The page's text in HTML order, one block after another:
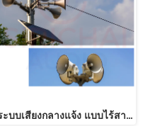
ระบบเสียงกลางแจ้ง แบบไร้สาย ลำโพงฮอร์นพลังงานแสงอาทิตย์ HORN SOLAR CELL